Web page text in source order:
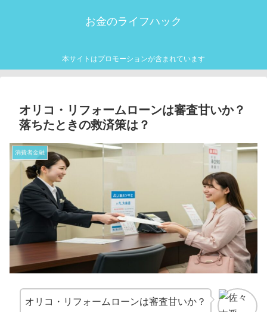
お金のライフハック
本サイトはプロモーションが含まれています
オリコ・リフォームローンは審査甘いか？
落ちたときの救済策は？
消費者金融
オリコ・リフォームローンは審査甘いか？